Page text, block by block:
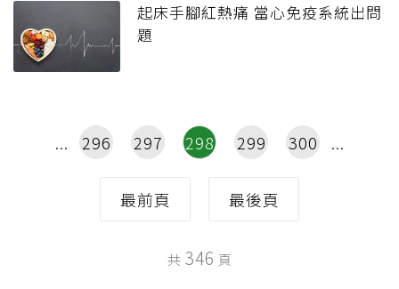
起床手腳紅熱痛 當心免疫系統出問
題
最前頁
296 297 298 299 300
最後頁
共 346 頁